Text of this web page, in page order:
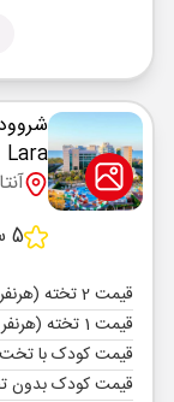
Lara
5 ستاره
قیمت 2 تخته (هرنفر)
قیمت 1 تخته (هرنفر)
قیمت کودک با
قیمت کودک بدون